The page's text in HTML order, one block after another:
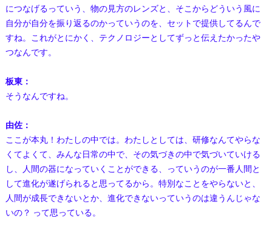
につなげるっていう、物の見方のレンズと、そこからどういう風に
自分が自分を振り返るのかっていうのを、セットで提供してるんで
すね。これがとにかく、テクノロジーとしてずっと伝えたかったや
つなんです。
板東：
そうなんですね。
由佐：
ここが本丸！わたしの中では。わたしとしては、研修なんてやらな
くてよくて、みんな日常の中で、その気づきの中で気づいていける
し、人間の器になっていくことができる、っていうのが一番人間と
して進化が遂げられると思ってるから。特別なことをやらないと、
人間が成長できないとか、進化できないっていうのは違うんじゃな
いの？ って思っている。